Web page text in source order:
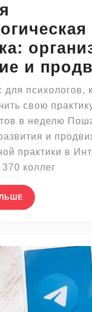
и
для психологов,
свою
в неделю
и
практики в
коллег
УЗНАТЬ
БОЛЬШЕ